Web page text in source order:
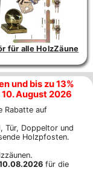
für alle HolzZäune
und bis zu 13%
August 2026
Rabatte auf
Tür, Doppeltor und
Holzpfosten.
für die